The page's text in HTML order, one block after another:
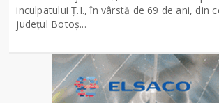
inculpatului Ț.I., în vârstă de 69 de ani, din
județul Botoș...